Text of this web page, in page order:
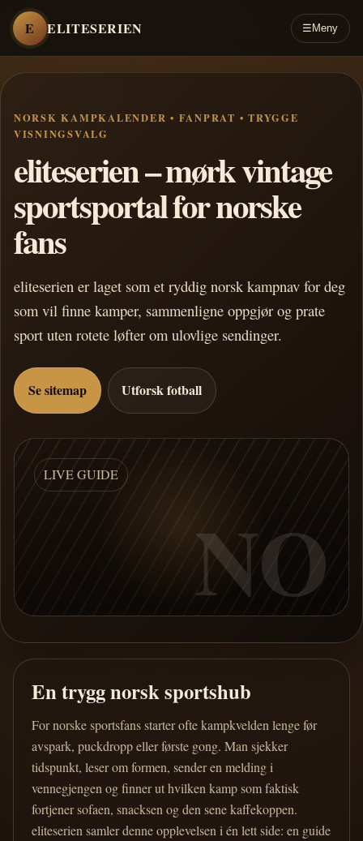
E ELITESERIEN ☰ Meny
NORSK KAMPKALENDER • FANPRAT • TRYGGE
VISNINGSVALG
eliteserien – mørk vintage
sportsportal for norske
fans
eliteserien er laget som et ryddig norsk kampnav for deg
som vil finne kamper, sammenligne oppgjør og prate
sport uten rotete løfter om ulovlige sendinger.
Se sitemap Utforsk fotball
LIVE GUIDE
NO
En trygg norsk sportshub
For norske sportsfans starter ofte kampkvelden lenge før
avspark, puckdropp eller første gong. Man sjekker
tidspunkt, leser om formen, sender en melding i
vennegjengen og finner ut hvilken kamp som faktisk
fortjener sofaen, snacksen og den sene kaffekoppen.
eliteserien samler denne opplevelsen i én lett side: en guide